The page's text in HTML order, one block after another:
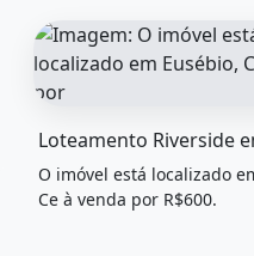
O imóvel
O imóvel está localizado
Ce à venda por R$600.